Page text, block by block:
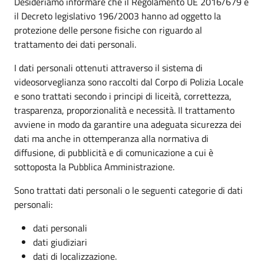
il Decreto legislativo 196/2003 hanno ad oggetto la
protezione delle persone fisiche con riguardo al
trattamento dei dati personali.
I dati personali ottenuti attraverso il sistema di
videosorveglianza sono raccolti dal Corpo di Polizia Locale
e sono trattati secondo i principi di liceità, correttezza,
trasparenza, proporzionalità e necessità. Il trattamento
avviene in modo da garantire una adeguata sicurezza dei
dati ma anche in ottemperanza alla normativa di
diffusione, di pubblicità e di comunicazione a cui è
sottoposta la Pubblica Amministrazione.
Sono trattati dati personali o le seguenti categorie di dati
personali:
dati personali
dati giudiziari
dati di localizzazione.